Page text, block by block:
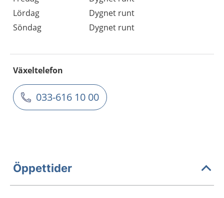
Lördag
Dygnet runt
Söndag
Dygnet runt
Växeltelefon
033-616 10 00
Öppettider